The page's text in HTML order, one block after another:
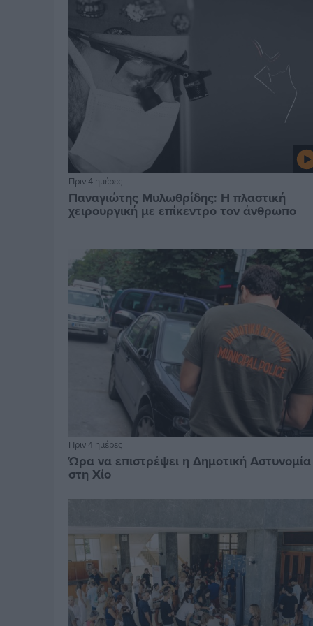
Πριν 4 ημέρες
Παναγιώτης Μυλωθρίδης: Η πλαστική
χειρουργική με επίκεντρο τον άνθρωπο
Πριν 4 ημέρες
Ώρα να επιστρέψει η Δημοτική Αστυνομία
στη Χίο